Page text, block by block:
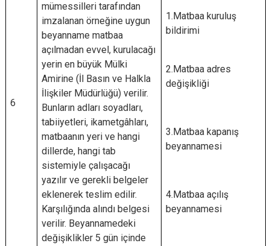
6
mümessilleri tarafından
imzalanan örneğine uygun
beyanname matbaa
açılmadan evvel, kurulacağı
yerin en büyük Mülki
Amirine (İl Basın ve Halkla
İlişkiler Müdürlüğü) verilir.
Bunların adları soyadları,
tabiiyetleri, ikametgâhları,
matbaanın yeri ve hangi
dillerde, hangi tab
sistemiyle çalışacağı
yazılır ve gerekli belgeler
eklenerek teslim edilir.
Karşılığında alındı belgesi
verilir. Beyannamedeki
değişiklikler 5 gün içinde
1.Matbaa kuruluş
bildirimi
2.Matbaa adres
değişikliği
3.Matbaa kapanış
beyannamesi
4.Matbaa açılış
beyannamesi